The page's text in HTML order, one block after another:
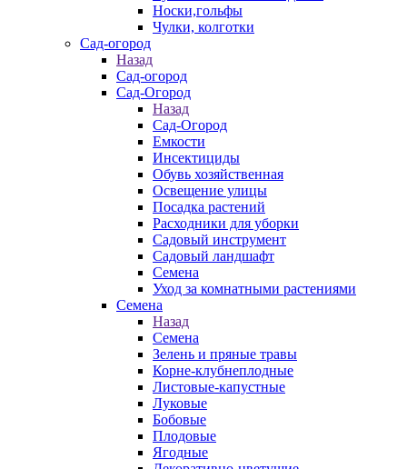
Носки,гольфы
Чулки, колготки
Сад-огород
Назад
Сад-огород
Сад-Огород
Назад
Сад-Огород
Емкости
Инсектициды
Обувь хозяйственная
Освещение улицы
Посадка растений
Расходники для уборки
Садовый инструмент
Садовый ландшафт
Семена
Уход за комнатными растениями
Семена
Назад
Семена
Зелень и пряные травы
Корне-клубнеплодные
Листовые-капустные
Луковые
Бобовые
Плодовые
Ягодные